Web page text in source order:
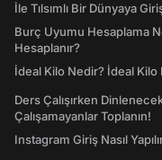
İle Tılsımlı Bir Dünyaya
Burç Uyumu Hesaplama
Hesaplanır?
İdeal Kilo Nedir? İdeal Kilo
Ders Çalışırken
Çalışamayanlar Toplanın!
Instagram Giriş Nasıl